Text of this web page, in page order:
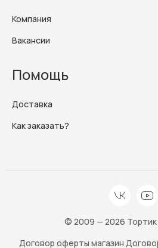
Компания
Вакансии
Помощь
Доставка
Как заказать?
© 2009 — 2026 Тортик
Договор оферты магазин